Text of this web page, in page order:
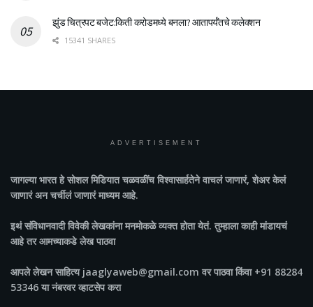
झुंड चित्रपट बजेट:किती करोडमध्ये बनला? आतापर्यँतचे कलेक्शन
15341 SHARES
ADVERTISEMENT
जागल्या भारतहे सोशल मिडियात चळवळींच विश्वासार्हतेने वाचलं जाणारं, शेअर केलं
जाणारं अन चर्चीलं जाणारं माध्यम आहे.
इथं संविधानवादी विवेकी लेखकांना मनमोकळे व्यक्त होता येतं. तुम्हाला काही मांडायचं
आहे तर आमच्याकडे लेख पाठवा
आपले लेखन साहित्य jaaglyaweb@gmail.com वर पाठवा किंवा +91 88284
53346 या नंबरवर व्हाटसेप करा